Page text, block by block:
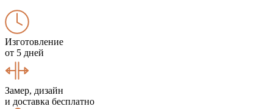
Изготовление
от 5 дней
Замер, дизайн
и доставка бесплатно